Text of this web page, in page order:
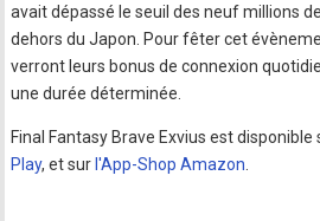
avait dépassé le seuil des neuf millions
dehors du Japon. Pour fêter cet
verront leurs bonus de connexion
une durée déterminée.
Final Fantasy Brave Exvius est disponible
Play, et sur l'App-Shop Amazon